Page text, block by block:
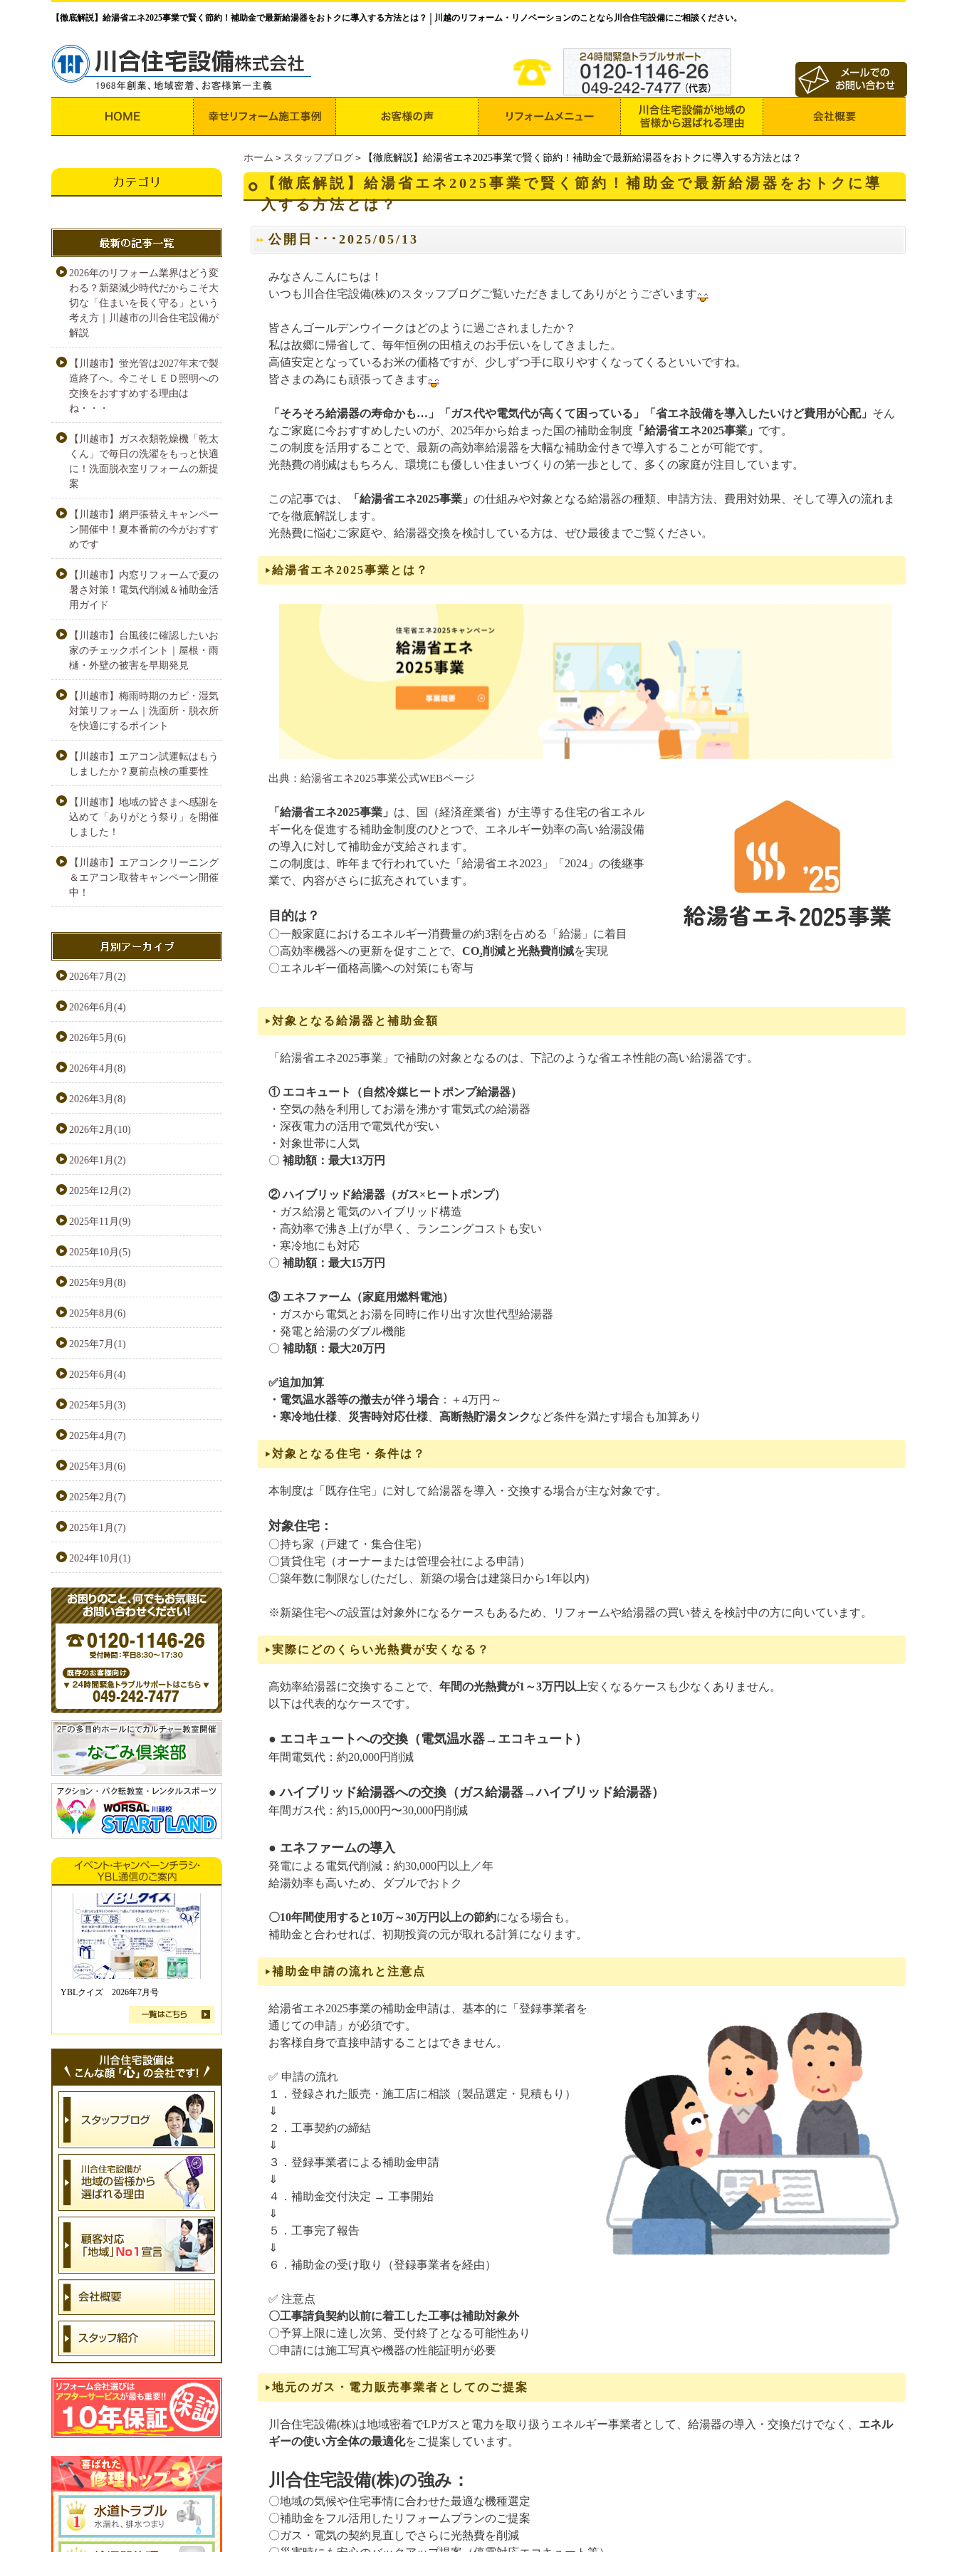
【徹底解説】給湯省エネ2025事業で賢く節約！補助金で最新給湯器をおトクに導入する方法とは？ 川越のリフォーム・リノベーションのことなら川合住宅設備にご相談ください。
ホーム ＞ スタッフブログ ＞【徹底解説】給湯省エネ2025事業で賢く節約！補助金で最新給湯器をおトクに導入する方法とは？
【徹底解説】給湯省エネ2025事業で賢く節約！補助金で最新給湯器をおトクに導
入する方法とは？
公開日･･･2025/05/13
みなさんこんにちは！
いつも川合住宅設備(株)のスタッフブログご覧いただきましてありがとうございます
皆さんゴールデンウイークはどのように過ごされましたか？
私は故郷に帰省して、毎年恒例の田植えのお手伝いをしてきました。
高値安定となっているお米の価格ですが、少しずつ手に取りやすくなってくるといいですね。
皆さまの為にも頑張ってきます
「そろそろ給湯器の寿命かも…」「ガス代や電気代が高くて困っている」「省エネ設備を導入したいけど費用が心配」 そん
なご家庭に今おすすめしたいのが、2025年から始まった国の補助金制度 「給湯省エネ2025事業」 です。
この制度を活用することで、最新の高効率給湯器を大幅な補助金付きで導入することが可能です。
光熱費の削減はもちろん、環境にも優しい住まいづくりの第一歩として、多くの家庭が注目しています。
この記事では、 「給湯省エネ2025事業」 の仕組みや対象となる給湯器の種類、申請方法、費用対効果、そして導入の流れま
でを徹底解説します。
光熱費に悩むご家庭や、給湯器交換を検討している方は、ぜひ最後までご覧ください。
給湯省エネ2025事業とは？
出典： 給湯省エネ2025事業公式WEBページ
「給湯省エネ2025事業」 は、国（経済産業省）が主導する住宅の省エネル
ギー化を促進する補助金制度のひとつで、エネルギー効率の高い給湯設備
の導入に対して補助金が支給されます。
この制度は、昨年まで行われていた「給湯省エネ2023」「2024」の後継事
業で、内容がさらに拡充されています。
目的は？
〇一般家庭におけるエネルギー消費量の約3割を占める「給湯」に着目
〇高効率機器への更新を促すことで、 CO₂削減と光熱費削減を実現
〇エネルギー価格高騰への対策にも寄与
対象となる給湯器と補助金額
「給湯省エネ2025事業」で補助の対象となるのは、下記のような省エネ性能の高い給湯器です。
① エコキュート（自然冷媒ヒートポンプ給湯器）
・空気の熱を利用してお湯を沸かす電気式の給湯器
・深夜電力の活用で電気代が安い
・対象世帯に人気
〇 補助額：最大13万円
② ハイブリッド給湯器（ガス×ヒートポンプ）
・ガス給湯と電気のハイブリッド構造
・高効率で沸き上げが早く、ランニングコストも安い
・寒冷地にも対応
〇 補助額：最大15万円
③ エネファーム（家庭用燃料電池）
・ガスから電気とお湯を同時に作り出す次世代型給湯器
・発電と給湯のダブル機能
〇 補助額：最大20万円
✅追加加算
・電気温水器等の撤去が伴う場合 ：＋4万円～
・寒冷地仕様
災害時対応仕様 高断熱貯湯タンクなど条件を満たす場合も加算あり
対象となる住宅・条件は？
本制度は「既存住宅」に対して給湯器を導入・交換する場合が主な対象です。
対象住宅：
〇持ち家（戸建て・集合住宅）
〇賃貸住宅（オーナーまたは管理会社による申請）
〇築年数に制限なし(ただし、新築の場合は建築日から1年以内)
※新築住宅への設置は対象外になるケースもあるため、リフォームや給湯器の買い替えを検討中の方に向いています。
実際にどのくらい光熱費が安くなる？
高効率給湯器に交換することで、 年間の光熱費が1～3万円以上安くなるケースも少なくありません。
以下は代表的なケースです。
● エコキュートへの交換（電気温水器→エコキュート）
年間電気代：約20,000円削減
● ハイブリッド給湯器への交換（ガス給湯器→ハイブリッド給湯器）
年間ガス代：約15,000円〜30,000円削減
● エネファームの導入
発電による電気代削減：約30,000円以上／年
給湯効率も高いため、ダブルでおトク
〇10年間使用すると10万～30万円以上の節約になる場合も。
補助金と合わせれば、初期投資の元が取れる計算になります。
補助金申請の流れと注意点
給湯省エネ2025事業の補助金申請は、基本的に「登録事業者を
通じての申請」が必須です。
お客様自身で直接申請することはできません。
✅ 申請の流れ
１．登録された販売・施工店に相談（製品選定・見積もり）
⇓
２．工事契約の締結
⇓
３．登録事業者による補助金申請
⇓
４．補助金交付決定 → 工事開始
⇓
５．工事完了報告
⇓
６．補助金の受け取り（登録事業者を経由）
✅ 注意点
〇工事請負契約以前に着工した工事は補助対象外
〇予算上限に達し次第、受付終了となる可能性あり
〇申請には施工写真や機器の性能証明が必要
地元のガス・電力販売事業者としてのご提案
川合住宅設備(株)は地域密着でLPガスと電力を取り扱うエネルギー事業者として、給湯器の導入・交換だけでなく、 エネル
ギーの使い方全体の最適化をご提案しています。
川合住宅設備(株)の強み：
〇地域の気候や住宅事情に合わせた最適な機種選定
〇補助金をフル活用したリフォームプランのご提案
〇ガス・電気の契約見直しでさらに光熱費を削減
2026年のリフォーム業界はどう変
わる？新築減少時代だからこそ大
切な「住まいを長く守る」という
考え方｜川越市の川合住宅設備が
解説
【川越市】蛍光管は2027年末で製
造終了へ。今こそＬＥＤ照明への
交換をおすすめする理由は
ね・・・
【川越市】ガス衣類乾燥機「乾太
くん」で毎日の洗濯をもっと快適
に！洗面脱衣室リフォームの新提
案
【川越市】網戸張替えキャンペー
ン開催中！夏本番前の今がおすす
めです
【川越市】内窓リフォームで夏の
暑さ対策！電気代削減＆補助金活
用ガイド
【川越市】台風後に確認したいお
家のチェックポイント｜屋根・雨
樋・外壁の被害を早期発見
【川越市】梅雨時期のカビ・湿気
対策リフォーム｜洗面所・脱衣所
を快適にするポイント
【川越市】エアコン試運転はもう
しましたか？夏前点検の重要性
【川越市】地域の皆さまへ感謝を
込めて「ありがとう祭り」を開催
しました！
【川越市】エアコンクリーニング
＆エアコン取替キャンペーン開催
中！
2026年7月(2)
2026年6月(4)
2026年5月(6)
2026年4月(8)
2026年3月(8)
2026年2月(10)
2026年1月(2)
2025年12月(2)
2025年11月(9)
2025年10月(5)
2025年9月(8)
2025年8月(6)
2025年7月(1)
2025年6月(4)
2025年5月(3)
2025年4月(7)
2025年3月(6)
2025年2月(7)
2025年1月(7)
2024年10月(1)
YBLクイズ 2026年7月号